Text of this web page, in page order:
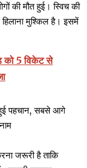
की मौत हुई। स्विच की
मुश्किल है। इसमें
को 5 विकेट से
पहचान, सबसे आगे
जरूरी है ताकि